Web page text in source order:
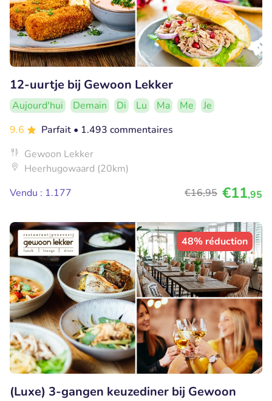
12-uurtje bij Gewoon Lekker
Aujourd'hui Demain Di Lu Ma Me
Je
9.6
Parfait • 1.493 commentaires
Gewoon Lekker
Heerhugowaard (20km)
Vendu : 1.177
€16,95 €11,95
48% réduction
(Luxe) 3-gangen keuzediner bij Gewoon